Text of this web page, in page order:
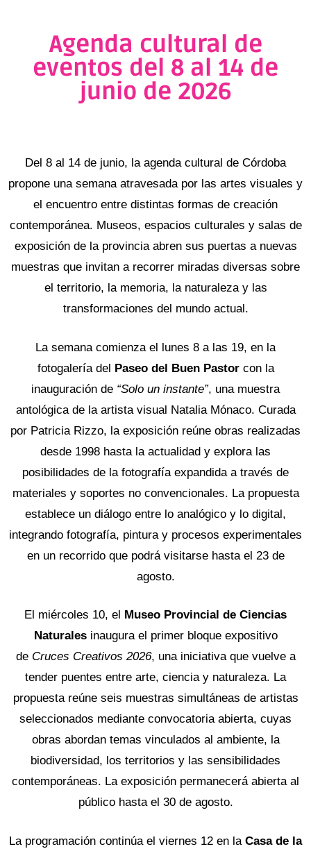
Agenda cultural de
eventos del 8 al 14 de
junio de 2026
Del 8 al 14 de junio, la agenda cultural de Córdoba
propone una semana atravesada por las artes visuales y
el encuentro entre distintas formas de creación
contemporánea. Museos, espacios culturales y salas de
exposición de la provincia abren sus puertas a nuevas
muestras que invitan a recorrer miradas diversas sobre
el territorio, la memoria, la naturaleza y las
transformaciones del mundo actual.
La semana comienza el lunes 8 a las 19, en la
fotogalería del Paseo del Buen Pastorcon la
inauguración de “Solo un instante”, una muestra
antológica de la artista visual Natalia Mónaco. Curada
por Patricia Rizzo, la exposición reúne obras realizadas
desde 1998 hasta la actualidad y explora las
posibilidades de la fotografía expandida a través de
materiales y soportes no convencionales. La propuesta
establece un diálogo entre lo analógico y lo digital,
integrando fotografía, pintura y procesos experimentales
en un recorrido que podrá visitarse hasta el 23 de
agosto.
El miércoles 10, el
Museo Provincial de Ciencias
Naturalesinaugura el primer bloque expositivo
de Cruces Creativos 2026, una iniciativa que vuelve a
tender puentes entre arte, ciencia y naturaleza. La
propuesta reúne seis muestras simultáneas de artistas
seleccionados mediante convocatoria abierta, cuyas
obras abordan temas vinculados al ambiente, la
biodiversidad, los territorios y las sensibilidades
contemporáneas. La exposición permanecerá abierta al
público hasta el 30 de agosto.
La programación continúa el viernes 12 en la Casa de la